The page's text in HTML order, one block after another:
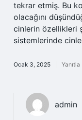
tekrar etmiş. Bu
olacağını
cinlerin özellikleri
sistemlerinde
Ocak 3, 2025 Yanıtla
admin